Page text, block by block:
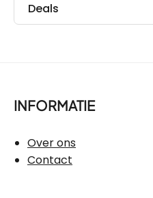
Deals
INFORMATIE
Over ons
Contact